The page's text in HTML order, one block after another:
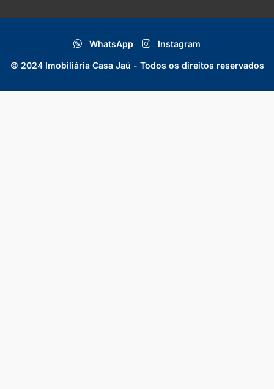
WhatsApp Instagram
© 2024 Imobiliária Casa Jaú - Todos os direitos reservados